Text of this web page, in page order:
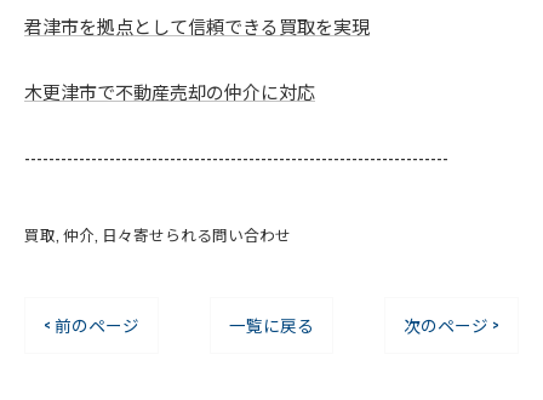
君津市を拠点として信頼できる買取を実現
木更津市で不動産売却の仲介に対応
----------------------------------------------------------------------
買取 仲介 日々寄せられる問い合わせ
< 前のページ 一覧に戻る 次のページ >